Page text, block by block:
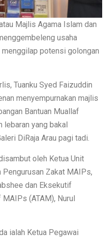
Majlis Agama Islam dan
usaha
potensi golongan
Tuanku Syed Faizuddin
menyempurnakan majlis
Bantuan Muallaf
lebaran yang bakal
DiRaja Arau pagi tadi.
oleh Ketua Unit
Pengurusan Zakat MAIPs,
dan Eksekutif
(ATAM), Nurul
ialah Ketua Pegawai